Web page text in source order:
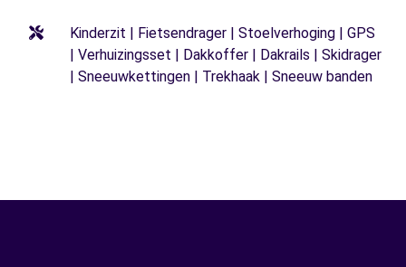
Kinderzit | Fietsendrager | Stoelverhoging | GPS
| Verhuizingsset | Dakkoffer | Dakrails | Skidrager
| Sneeuwkettingen | Trekhaak | Sneeuw banden